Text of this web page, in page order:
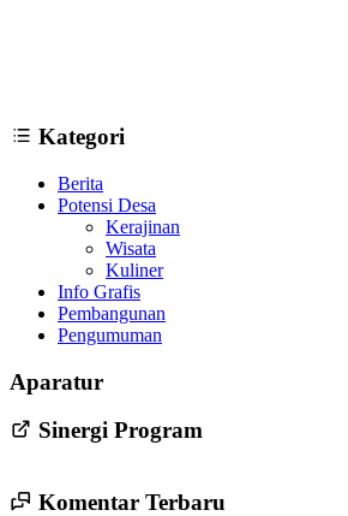
2022-2028 24 Mei 2022
Kategori
Berita
Potensi Desa
Kerajinan
Wisata
Kuliner
Info Grafis
Pembangunan
Pengumuman
Aparatur
Sinergi Program
Komentar Terbaru